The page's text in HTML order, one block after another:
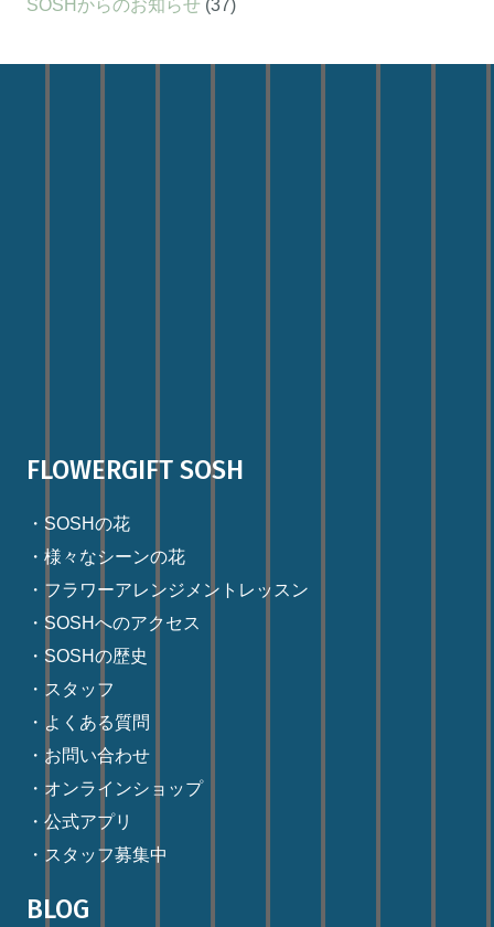
SOSHからのお知らせ (37)
FLOWERGIFT SOSH
・SOSHの花
・様々なシーンの花
・フラワーアレンジメントレッスン
・SOSHへのアクセス
・SOSHの歴史
・スタッフ
・よくある質問
・お問い合わせ
・オンラインショップ
・公式アプリ
・スタッフ募集中
BLOG